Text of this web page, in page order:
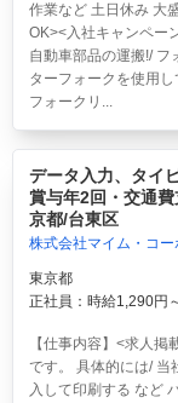
作業など 土日休み 大
OK><入社キャンペー
自動車部品の運搬!/ フ
ターフォークを使用
フォークリ...
データ入力、タイ
賞与年2回・交通
京都/台東区
株式会社マイム・コー
東京都
正社員：時給1,290円
【仕事内容】<求人
です。 具体的には/ 当
入して印刷する など